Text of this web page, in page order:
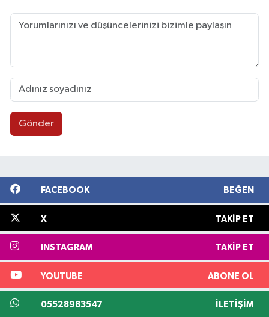
Gönder
FACEBOOK BEĞEN
X TAKIP ET
INSTAGRAM TAKIP ET
YOUTUBE ABONE OL
05528983547 İLETIŞIM